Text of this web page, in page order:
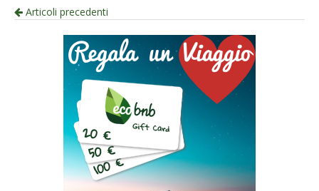
Navigazione
articolo
Articoli precedenti